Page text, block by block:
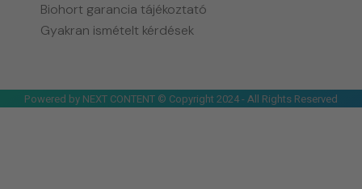
Biohort garancia tájékoztató
Gyakran ismételt kérdések
Powered by NEXT CONTENT © Copyright 2024 - All Rights Reserved